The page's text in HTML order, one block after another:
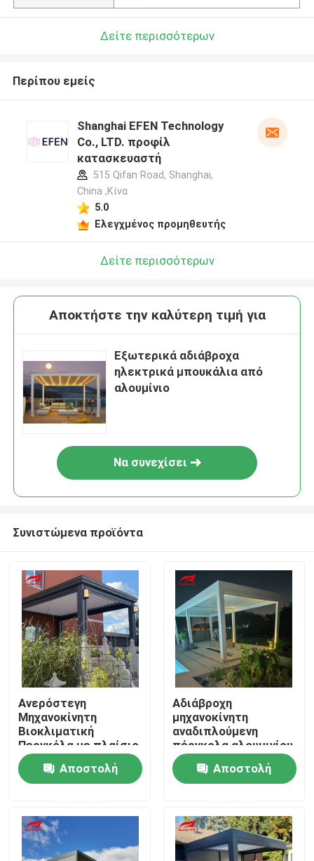
Σπίτι
Περίπου εμείς
Δείτε περισσότερων
Περίπου εμείς
Shanghai EFEN Technology
Co., LTD. προφίλ
κατασκευαστή
515 Qifan Road, Shanghai,
China ,Κίνα
5.0
Ελεγχμένος προμηθευτής
Δείτε περισσότερων
Αποκτήστε την καλύτερη τιμή για
Εξωτερικά αδιάβροχα
ηλεκτρικά μπουκάλια από
αλουμίνιο
Να συνεχίσει
Συνιστώμενα προϊόντα
Ανερόστεγη
Μηχανοκίνητη
Βιοκλιματική
Περγκόλα με πλαίσιο
6063-T5 Αλουμινίου
Αποστολή
Αδιάβροχη
μηχανοκίνητη
αναδιπλούμενη
πέργκολα αλουμινίου
με περσίδα οροφής
από κράμα
αλουμινίου 6063-T5
Αποστολή